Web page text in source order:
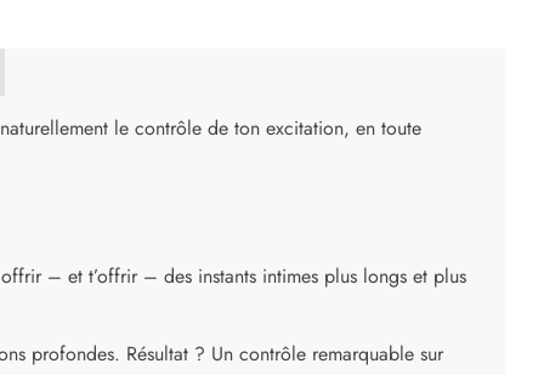
le contrôle de ton excitation, en toute
– et t’offrir – des instants intimes plus longs et plus
profondes. Résultat ? Un contrôle remarquable sur